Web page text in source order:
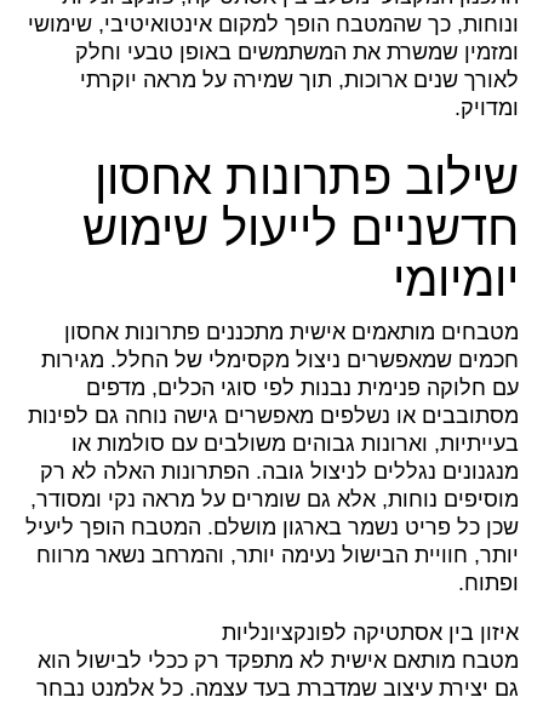
ונוחות, כך שהמטבח הופך למקום אינטואיטיבי, שימושי
ומזמין שמשרת את המשתמשים באופן טבעי וחלק
לאורך שנים ארוכות, תוך שמירה על מראה יוקרתי
ומדויק.
שילוב פתרונות אחסון
חדשניים לייעול שימוש
יומיומי
מטבחים מותאמים אישית מתכננים פתרונות אחסון
חכמים שמאפשרים ניצול מקסימלי של החלל. מגירות
עם חלוקה פנימית נבנות לפי סוגי הכלים, מדפים
מסתובבים או נשלפים מאפשרים גישה נוחה גם לפינות
בעייתיות, וארונות גבוהים משולבים עם סולמות או
מנגנונים נגללים לניצול גובה. הפתרונות האלה לא רק
מוסיפים נוחות, אלא גם שומרים על מראה נקי ומסודר,
שכן כל פריט נשמר בארגון מושלם. המטבח הופך ליעיל
יותר, חוויית הבישול נעימה יותר, והמרחב נשאר מרווח
ופתוח.
איזון בין אסתטיקה לפונקציונליות
מטבח מותאם אישית לא מתפקד רק ככלי לבישול הוא
גם יצירת עיצוב שמדברת בעד עצמה. כל אלמנט נבחר